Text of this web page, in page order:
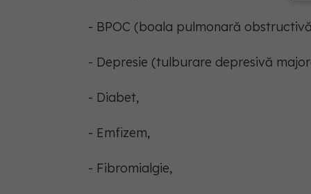
- BPOC (boala pulmonară
- Depresie (tulburare depresivă
- Diabet,
- Emfizem,
- Fibromialgie,